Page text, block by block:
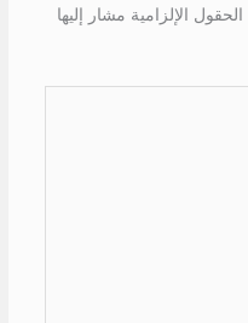
الحقول الإلزامية مشار إليها